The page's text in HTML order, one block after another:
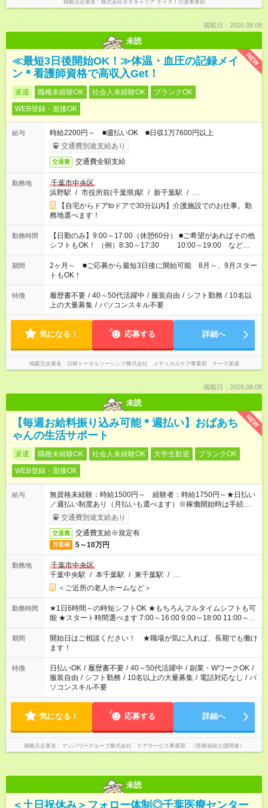
掲載元企業名 株式会社ネオキャリア ナイス！介護事業部
掲載日：2026.08.08
未読
NEW
≪最短3日後開始OK！≫体温・血圧の記録メイ
ン＊看護師資格で高収入Get！
派遣 職種未経験OK 社会人未経験OK
ブランクOK
WEB登録・面接OK
給与
時給2200円～ ■週払いOK ■日収1万7600円以上
交通費別途支給あり
交通費 交通費全額支給
勤務地
千葉市中央区
浜野駅 / 市役所前(千葉県)駅 / 新千葉駅 / …
【自宅からドアtoドアで30分以内】介護施設でのお仕事。勤
務地選べます！
勤務時間
【日勤のみ】9:00～17:00（休憩60分） ■ご希望があればその他
シフトもOK！ （例）8:30～17:30 10:00～19:00 など
「家族とお休みを合わせたい」 「できれば残業はしたくない」
など、あなたのご希望に沿ったお仕事をご紹介します！ ※Wワ
ーク希望の方へ 今ご覧のお仕事で希望する勤務時間と、もう1つ
のお仕事の勤務時間。 合計で週40時間を超える場合は応募でき
ません
期間
2ヶ月～ ■ご応募から最短3日後に開始可能 8月～、9月スター
トもOK！
特徴 履歴書不要 / 40～50代活躍中 / 服装自由 / シフト勤務 / 10名以
上の大量募集 / パソコンスキル不要
気になる！ 応募する 詳細へ
掲載元企業名 日研トータルソーシング株式会社 メディカルケア事業部 ナース派遣
掲載日：2026.08.08
未読
NEW
【毎週お給料振り込み可能＊週払い】おばあち
ゃんの生活サポート
派遣 職種未経験OK 社会人未経験OK 大学生歓迎
ブランクOK
WEB登録・面接OK
給与
無資格未経験：時給1500円～ 経験者：時給1750円～★日払い
／週払い制度あり（月払いも選べます）※稼働開始時は手続き完
了次第のお支払いとなります。
交通費別途支給あり
交通費 交通費支給※規定有
月収例 5～10万円
勤務地
千葉市中央区
千葉中央駅 / 本千葉駅 / 東千葉駅 / …
＜ご近所の老人ホームなど＞
勤務時間
★1日6時間～の時短シフトOK ★もちろんフルタイムシフトも可
能 ★スタート時間選べます 7:00～16:00 9:00～18:00 11:00～
20:00 など 残業なし！ ※Wワークの場合、他のお仕事と合わせ
週40時間超の就業はご案内できません ※法令に基づき、週20時
間以上勤務は社会保険への加入対象となります ※労働者派遣法
（日雇い派遣の原則禁止）により、短時間・短期間の就業はご
案内が難しい場合があります
期間
開始日はご相談ください！ ★職場が気に入れば、長期でも働け
ます！
特徴 日払いOK / 履歴書不要 / 40～50代活躍中 / 副業・WワークOK /
服装自由 / シフト勤務 / 10名以上の大量募集 / 電話対応なし / パ
ソコンスキル不要
気になる！ 応募する 詳細へ
掲載元企業名 マンパワーグループ株式会社 ケアサービス事業部 （医療福祉介護関連）
未読
＜土日祝休み＞フォロー体制◎千葉医療センター